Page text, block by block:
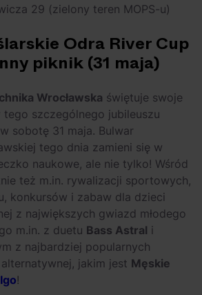
29 (zielony teren MOPS-u)
Odra River Cup
piknik (31 maja)
Wrocławska świętuje swoje
szczególnego jubileuszu
sobotę 31 maja. Bulwar
tego dnia zamieni się w
naukowe, ale nie tylko! Wśród
też m.in. rywalizacji sportowych,
konkursów i zabaw dla dzieci
z największych gwiazd młodego
m.in. z duetu Bass Astral i
z najbardziej popularnych
jakim jest Męskie
Igo!